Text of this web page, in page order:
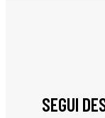
SEGUI